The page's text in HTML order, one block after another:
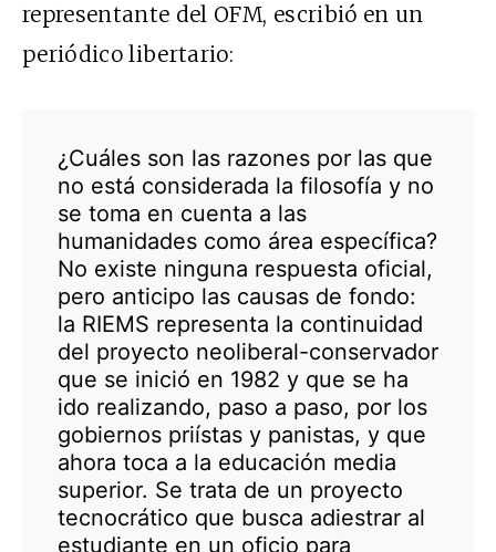
representante del OFM, escribió en un
periódico libertario:
¿Cuáles son las razones por las que
no está considerada la filosofía y no
se toma en cuenta a las
humanidades como área específica?
No existe ninguna respuesta oficial,
pero anticipo las causas de fondo:
la RIEMS representa la continuidad
del proyecto neoliberal-conservador
que se inició en 1982 y que se ha
ido realizando, paso a paso, por los
gobiernos priístas y panistas, y que
ahora toca a la educación media
superior. Se trata de un proyecto
tecnocrático que busca adiestrar al
estudiante en un oficio para